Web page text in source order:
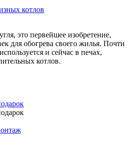
котлов
это первейшее изобретение,
для обогрева своего жилья. Почти
и сейчас в печах,
котлов.